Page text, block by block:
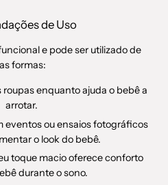
de Uso
e pode ser utilizado de
formas:
roupas enquanto ajuda o bebê a
arrotar.
eventos ou ensaios fotográficos
o look do bebê.
toque macio oferece conforto
durante o sono.